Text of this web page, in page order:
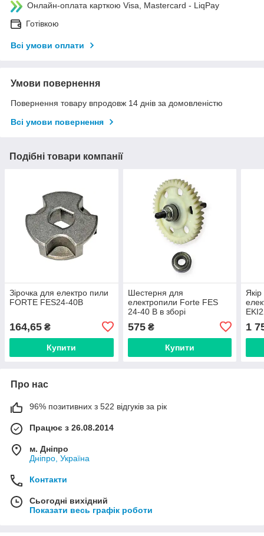
Онлайн-оплата карткою Visa, Mastercard - LiqPay
Готівкою
Всі умови оплати
Умови повернення
Повернення товару впродовж 14 днів за домовленістю
Всі умови повернення
Подібні товари компанії
Зірочка для електро пили
FORTE FES24-40B
164,65 ₴
Купити
Шестерня для
електропили Forte FES
24-40 B в зборі
575₴
Купити
1
Про нас
96% позитивних з 522 відгуків за рік
Працює з 26.08.2014
м. Дніпро
Дніпро, Україна
Контакти
Сьогодні вихідний
Показати весь графік роботи